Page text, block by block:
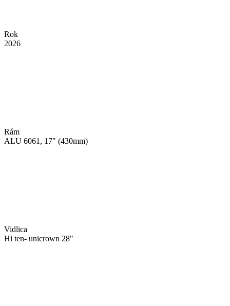
Rok
2026
Rám
ALU 6061, 17" (430mm)
Vidlica
Hi ten- unicrown 28"